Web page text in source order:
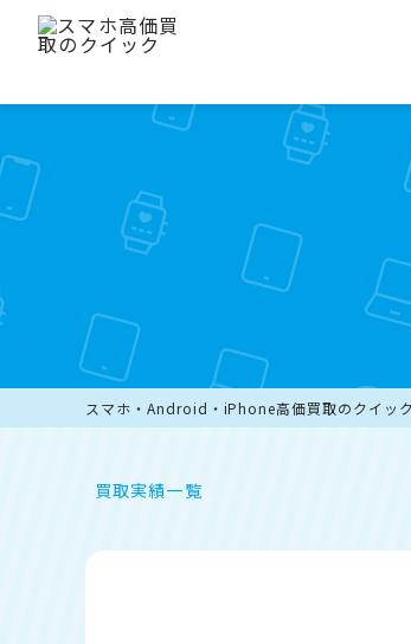
スマホ・Android・iPhone高価買取のクイック
買取実績一覧